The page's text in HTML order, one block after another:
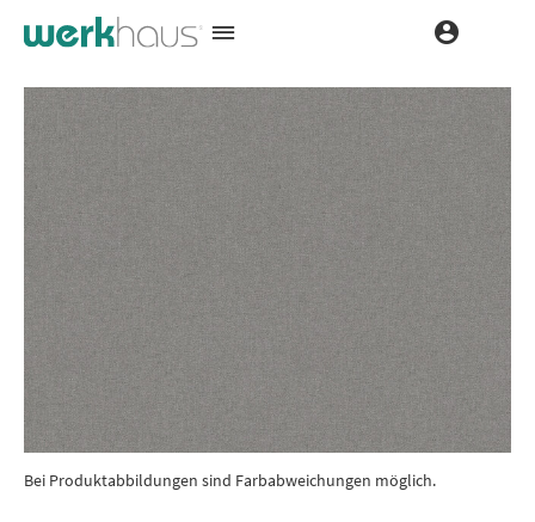
Bei Produktabbildungen sind Farbabweichungen möglich.